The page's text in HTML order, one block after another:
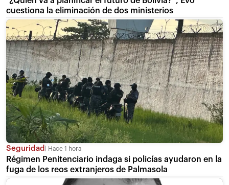
cuestiona la eliminación de dos ministerios
Seguridad Hace 1 hora
Régimen Penitenciario indaga si policías ayudaron en la
fuga de los reos extranjeros de Palmasola